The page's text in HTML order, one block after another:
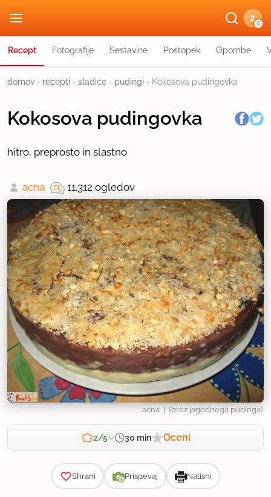
G
Recept Fotografije Sestavine Postopek Opombe
domov › recepti › sladice › pudingi › Kokosova pudingovka
Kokosova pudingovka
hitro, preprosto in slastno
acna 11.312 ogledov
acna | (brez jagodnega pudinga)
2/5 30 min Oceni
Shrani Prispevaj Natisni